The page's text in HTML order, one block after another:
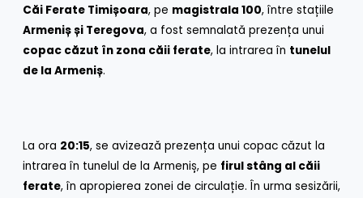
Căi Ferate Timișoara, pe magistrala 100, între stațiile
Armeniș și Teregova, a fost semnalată prezența unui
copac căzut în zona căii ferate, la intrarea în tunelul
de la Armeniș.
La ora 20:15, se avizează prezența unui copac căzut la
intrarea în tunelul de la Armeniș, pe firul stâng al căii
ferate, în apropierea zonei de circulație. În urma sesizării,